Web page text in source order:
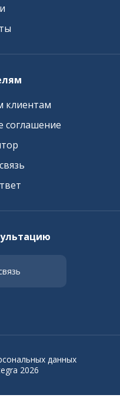
клиентам
соглашение
2026
данных